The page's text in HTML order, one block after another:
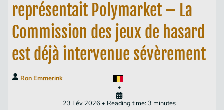
représentait Polymarket – La
Commission des jeux de hasard
est déjà intervenue sévèrement
Ron Emmerink
•
23 Fév 2026 • Reading time: 3 minutes